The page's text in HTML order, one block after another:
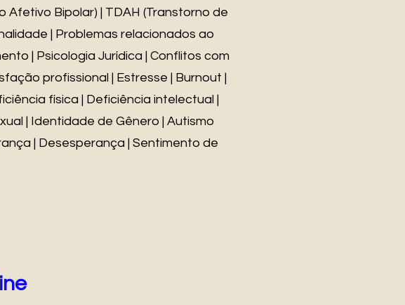
Afetivo Bipolar) | TDAH (Transtorno de
| Problemas relacionados ao
| Psicologia Jurídica | Conflitos com
profissional | Estresse | Burnout |
física | Deficiência intelectual |
| Identidade de Gênero | Autismo
| Desesperança | Sentimento de